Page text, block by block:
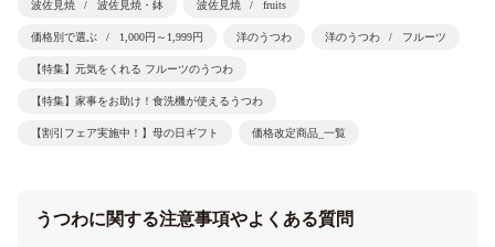
波佐見焼 波佐見焼・鉢 波佐見焼 fruits
価格別で選ぶ 1,000円～1,999円 洋のうつわ 洋のうつわ フルーツ
【特集】元気をくれる フルーツのうつわ
【特集】家事をお助け！食洗機が使えるうつわ
【割引フェア実施中！】母の日ギフト 価格改定商品_一覧
うつわに関する注意事項やよくある質問